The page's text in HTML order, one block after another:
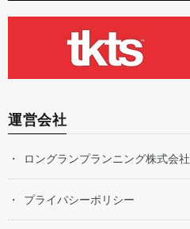
運営会社
ロングランプランニング株式会社
プライバシーポリシー